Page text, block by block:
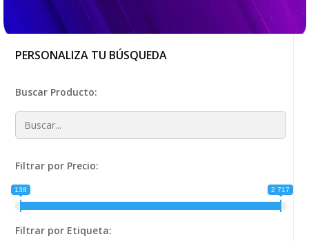
PERSONALIZA TU BÚSQUEDA
Buscar Producto:
Filtrar por Precio:
138 2 717
Filtrar por Etiqueta: